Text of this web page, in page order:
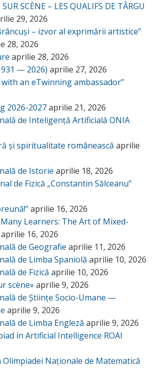
SCÈNE – LES QUALIFS DE TÂRGU
29, 2026
– izvor al exprimării artistice”
28, 2026
aprilie 28, 2026
— 2026) aprilie 27, 2026
an eTwinning ambassador”
2026-2027aprilie 21, 2026
de Inteligență Artificială ONIA
și spiritualitate românească aprilie
de Istorie aprilie 18, 2026
de Fizică „Constantin Sălceanu”
aprilie 16, 2026
Learners: The Art of Mixed-
aprilie 16, 2026
de Geografie aprilie 11, 2026
de Limba Spaniolă aprilie 10, 2026
de Fizică aprilie 10, 2026
scène» aprilie 9, 2026
de Științe Socio-Umane —
aprilie 9, 2026
de Limba Engleză aprilie 9, 2026
in Artificial Intelligence ROAI
Olimpiadei Naționale de Matematică